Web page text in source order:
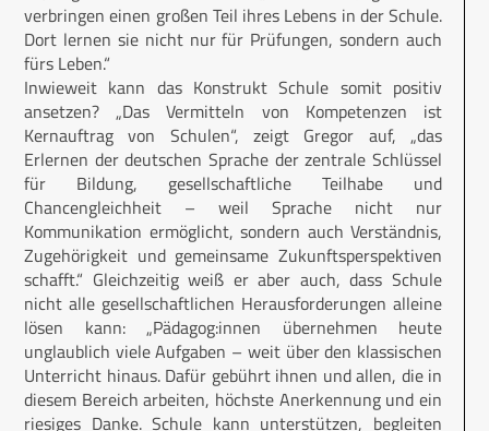
verbringen einen großen Teil ihres Lebens in der Schule.
Dort lernen sie nicht nur für Prüfungen, sondern auch
fürs Leben.“
Inwieweit kann das Konstrukt Schule somit positiv
ansetzen? „Das Vermitteln von Kompetenzen ist
Kernauftrag von Schulen“, zeigt Gregor auf, „das
Erlernen der deutschen Sprache der zentrale Schlüssel
für Bildung, gesellschaftliche Teilhabe und
Chancengleichheit – weil Sprache nicht nur
Kommunikation ermöglicht, sondern auch Verständnis,
Zugehörigkeit und gemeinsame Zukunftsperspektiven
schafft.“ Gleichzeitig weiß er aber auch, dass Schule
nicht alle gesellschaftlichen Herausforderungen alleine
lösen kann: „Pädagog:innen übernehmen heute
unglaublich viele Aufgaben – weit über den klassischen
Unterricht hinaus. Dafür gebührt ihnen und allen, die in
diesem Bereich arbeiten, höchste Anerkennung und ein
riesiges Danke. Schule kann unterstützen, begleiten